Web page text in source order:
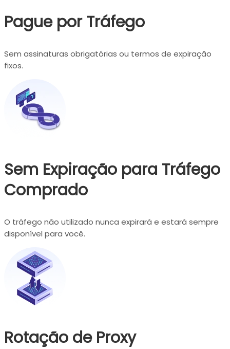
Pague por Tráfego
Sem assinaturas obrigatórias ou termos de expiração
fixos.
Sem Expiração para Tráfego
Comprado
O tráfego não utilizado nunca expirará e estará sempre
disponível para você.
Rotação de Proxy